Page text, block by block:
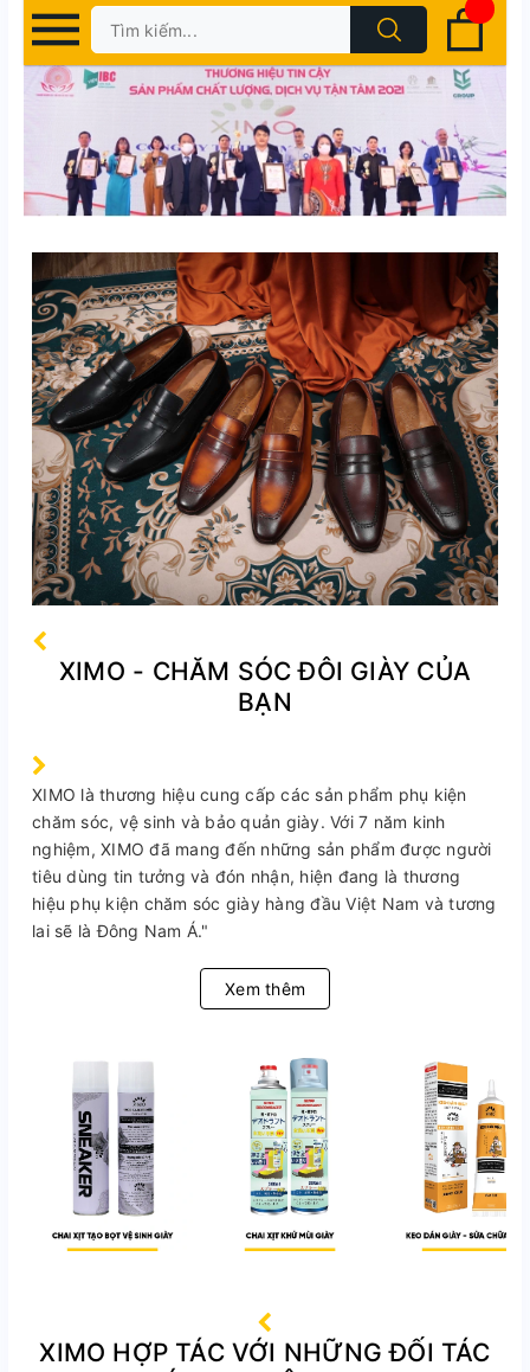
XIMO - CHĂM SÓC ĐÔI GIÀY CỦA
BẠN
XIMO là thương hiệu cung cấp các sản phẩm phụ kiện
chăm sóc, vệ sinh và bảo quản giày. Với 7 năm kinh
nghiệm, XIMO đã mang đến những sản phẩm được người
tiêu dùng tin tưởng và đón nhận, hiện đang là thương
hiệu phụ kiện chăm sóc giày hàng đầu Việt Nam và tương
lai sẽ là Đông Nam Á."
Xem thêm
XIMO HỢP TÁC VỚI NHỮNG ĐỐI TÁC